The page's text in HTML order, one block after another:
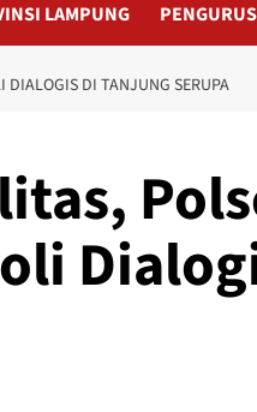
LAMPUNG
DIALOGIS DI TANJUNG SERUPA